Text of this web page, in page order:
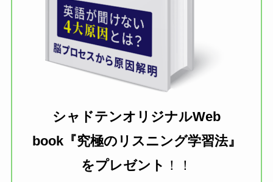
シャドテンオリジナルWeb
book『究極のリスニング学習法』
をプレゼント ！！